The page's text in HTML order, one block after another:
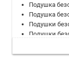
Подушка
Подушка
Подушки
Подушки
Система
Система
Система
Система